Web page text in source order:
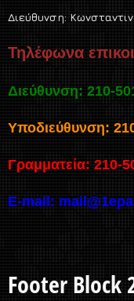
Διεύθυνση:
Τηλέφωνα
Διεύθυνση: 210-
Υποδιεύθυνση:
Γραμματεία: 210-
E-mail:
Footer Block